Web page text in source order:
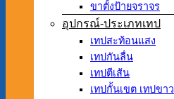
ขาตั้งป้ายจราจร
อุปกรณ์-ประเภทเทป
เทปสะท้อนแสง
เทปกันลื่น
เทปตีเส้น
เทปกั้นเขต เทปขาว